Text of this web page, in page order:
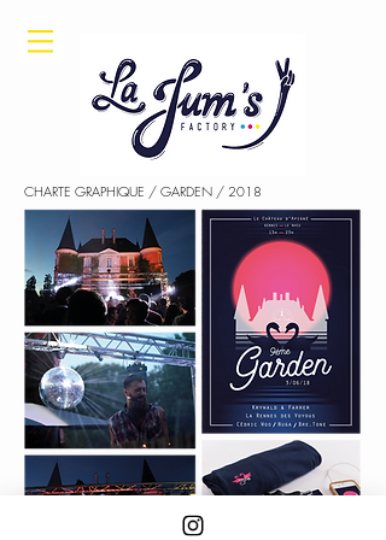
CHARTE GRAPHIQUE / GARDEN / 2018